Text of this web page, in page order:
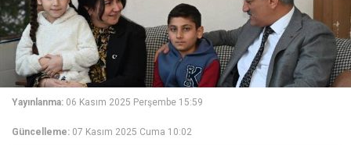
Yayınlanma: 06 Kasım 2025 Perşembe 15:59
Güncelleme: 07 Kasım 2025 Cuma 10:02